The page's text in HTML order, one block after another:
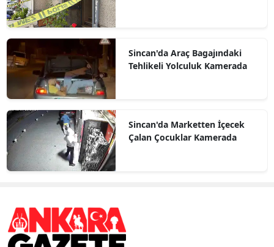
Sincan'da Araç Bagajındaki
Tehlikeli Yolculuk Kamerada
Sincan'da Marketten İçecek
Çalan Çocuklar Kamerada